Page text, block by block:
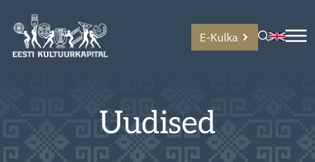
E-Kulka
Uudised